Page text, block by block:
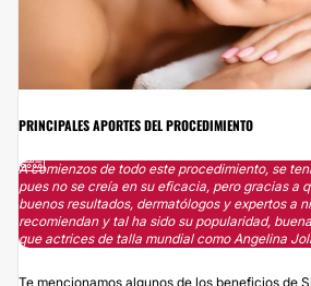
PRINCIPALES APORTES DEL PROCEDIMIENTO
A comienzos de todo este procedimiento, se
pues no se creía en su eficacia, pero gracias a
buenos resultados, dermatólogos y expertos a
recomiendan y tal ha sido su popularidad,
que actrices de talla mundial como Angelina
Te mencionamos algunos de los beneficios de